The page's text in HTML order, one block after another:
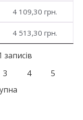
4 109,30 грн.
4 513,30 грн.
записів
3 4
5